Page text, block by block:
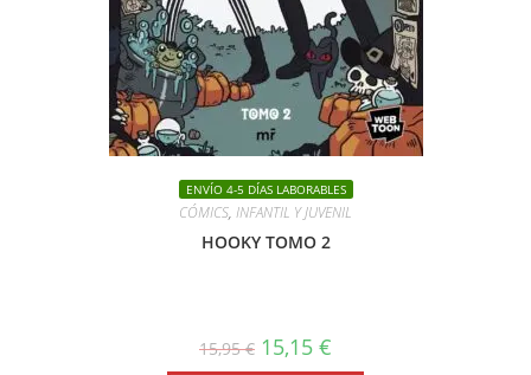
ENVÍO 4-5 DÍAS LABORABLES
CÓMICS, INFANTIL Y JUVENIL
HOOKY TOMO 2
15,95€ El
precio
15,15 €